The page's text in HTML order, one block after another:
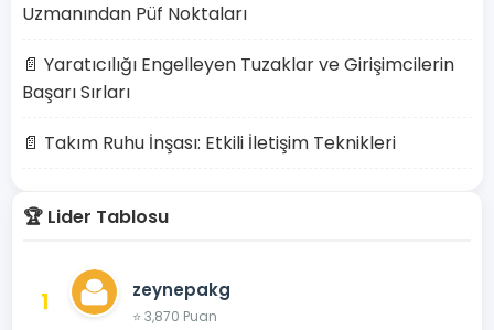
Uzmanından Püf Noktaları
📄 Yaratıcılığı Engelleyen Tuzaklar ve Girişimcilerin
Başarı Sırları
📄 Takım Ruhu İnşası: Etkili İletişim Teknikleri
🏆 Lider Tablosu
1 zeynepakg
⭐ 3,870 Puan